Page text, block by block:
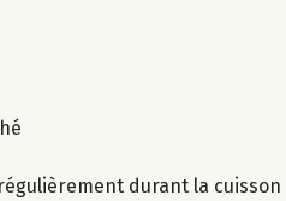
durant la cuisson